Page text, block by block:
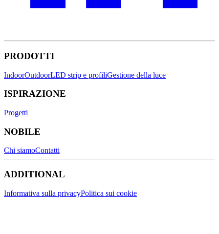
PRODOTTI
IndoorOutdoorLED strip e profiliGestione della luce
ISPIRAZIONE
Progetti
NOBILE
Chi siamoContatti
ADDITIONAL
Informativa sulla privacyPolitica sui cookie